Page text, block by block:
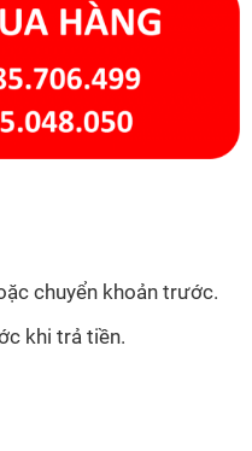
chuyển khoản trước.
khi trả tiền.